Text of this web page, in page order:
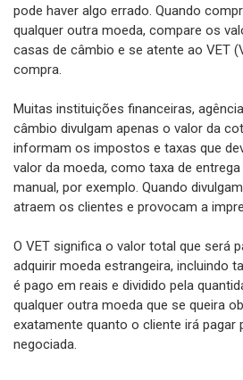
pode haver algo errado. Quando
qualquer outra moeda, compare os
casas de câmbio e se atente ao VET
compra.
Muitas instituições financeiras,
câmbio divulgam apenas o valor da
informam os impostos e taxas que
valor da moeda, como taxa de
manual, por exemplo. Quando
atraem os clientes e provocam a
O VET significa o valor total que será
adquirir moeda estrangeira, incluindo
é pago em reais e dividido pela
qualquer outra moeda que se queira
exatamente quanto o cliente irá pagar
negociada.